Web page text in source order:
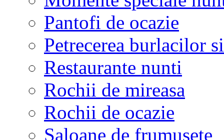
Pantofi de ocazie
Petrecerea burlacilor
Restaurante nunti
Rochii de mireasa
Rochii de ocazie
Saloane de frumusete